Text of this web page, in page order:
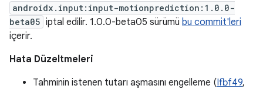
androidx.input:input-motionprediction:1.0.0-
beta05 iptal edilir. 1.0.0-beta05 sürümü bu commit'leri
içerir.
Hata Düzeltmeleri
Tahminin istenen tutarı aşmasını engelleme (Ifbf49,